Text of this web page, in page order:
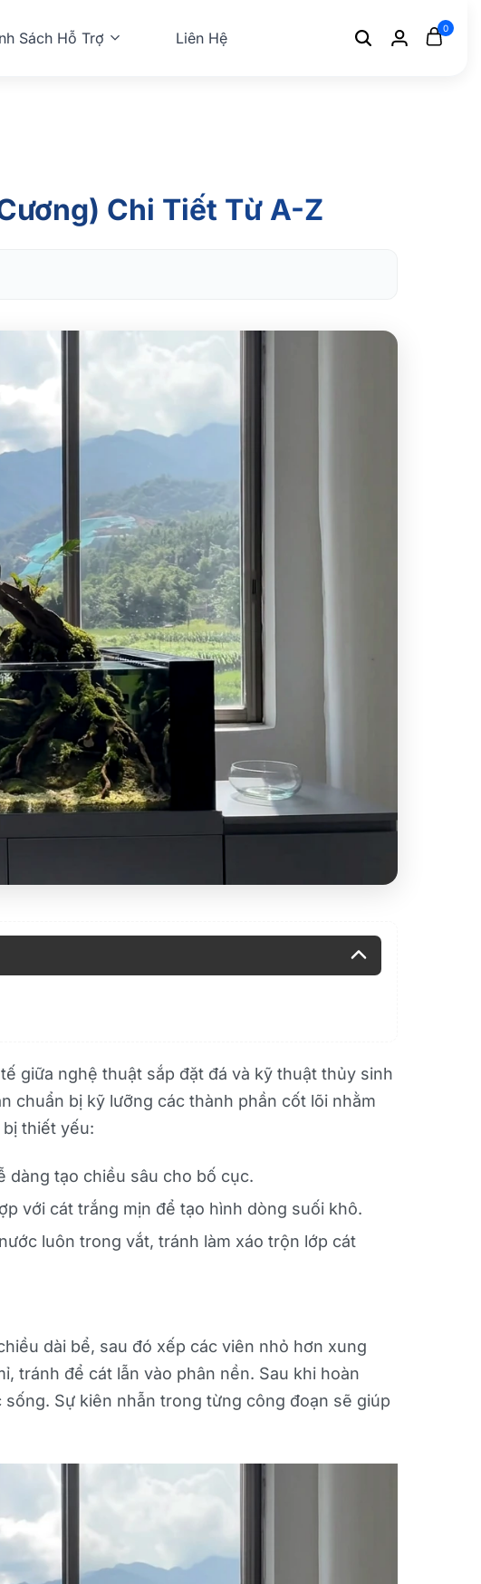
Sách Hỗ Trợ Liên Hệ SearchLogin
0
Cart
Chi Tiết Từ A-Z
giữa nghệ thuật sắp đặt đá và kỹ thuật thủy sinh
chuẩn bị kỹ lưỡng các thành phần cốt lõi nhằm
thiết yếu:
dàng tạo chiều sâu cho bố cục.
với cát trắng mịn để tạo hình dòng suối khô.
luôn trong vắt, tránh làm xáo trộn lớp cát
dài bể, sau đó xếp các viên nhỏ hơn xung
tránh để cát lẫn vào phân nền. Sau khi hoàn
Sự kiên nhẫn trong từng công đoạn sẽ giúp